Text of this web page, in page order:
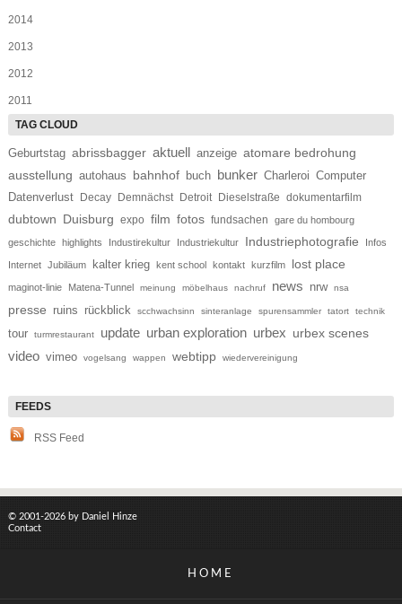
2014
2013
2012
2011
Geburtstag abrissbagger aktuell anzeige atomare bedrohung
ausstellung autohaus bahnhof buch bunker Charleroi Computer
Datenverlust Decay Demnächst Detroit Dieselstraße dokumentarfilm
dubtown Duisburg expo film fotos fundsachen gare du hombourg
geschichte highlights Industirekultur Industriekultur Industriephotografie Infos
Internet Jubiläum kalter krieg kent school kontakt kurzfilm lost place
maginot-linie Matena-Tunnel meinung möbelhaus nachruf news nrw nsa
presse ruins rückblick scchwachsinn sinteranlage spurensammler tatort technik
tour turmrestaurant update urban exploration urbex urbex scenes
video vimeo vogelsang wappen webtipp wiedervereinigung
RSS Feed
© 2001-2026 by Daniel Hinze
Contact
HOME